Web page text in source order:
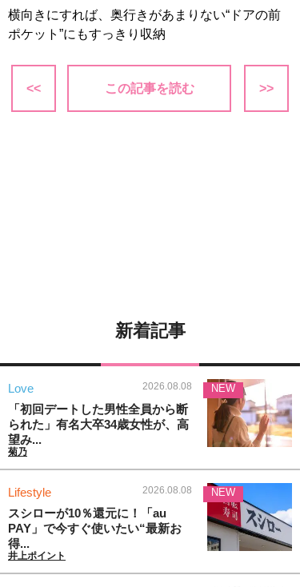
横向きにすれば、奥行きがあまりない“ドアの前
ポケット”にもすっきり収納
<< この記事を読む >>
新着記事
Love 2026.08.08
「初回デートした男性全員から断
られた」有名大卒34歳女性が、高
望み...
菊乃
NEW
Lifestyle 2026.08.08
スシローが10％還元に！「au
PAY」で今すぐ使いたい“最新お
得...
井上ポイント
NEW